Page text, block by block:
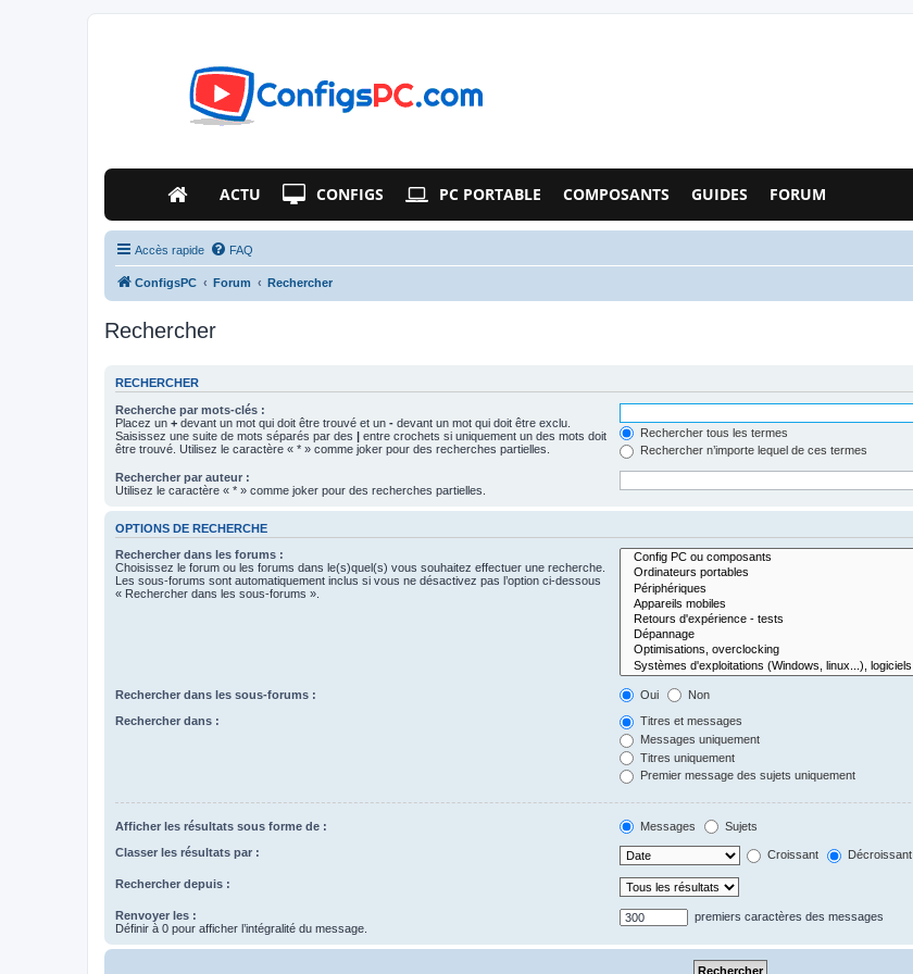
ACTU CONFIGS PC PORTABLE COMPOSANTS GUIDES FORUM
Accès rapide FAQ
ConfigsPC Forum Rechercher
Rechercher
RECHERCHER
Recherche par mots-clés :
Placez un + devant un mot qui doit être trouvé et un - devant un mot qui doit être exclu.
Saisissez une suite de mots séparés par des | entre crochets si uniquement un des mots doit
être trouvé. Utilisez le caractère « * » comme joker pour des recherches partielles.
Rechercher tous les termes
Rechercher n’importe lequel de ces termes
Rechercher par auteur :
Utilisez le caractère « * » comme joker pour des recherches partielles.
OPTIONS DE RECHERCHE
Rechercher dans les forums :
Choisissez le forum ou les forums dans le(s)quel(s) vous souhaitez effectuer une recherche.
Les sous-forums sont automatiquement inclus si vous ne désactivez pas l’option ci-dessous
« Rechercher dans les sous-forums ».
Rechercher dans les sous-forums : Oui Non
Rechercher dans :
Titres et messages
Messages uniquement
Titres uniquement
Premier message des sujets uniquement
Afficher les résultats sous forme de : Messages Sujets
Classer les résultats par : Croissant Décroissant
Rechercher depuis :
Renvoyer les :
Définir à 0 pour afficher l’intégralité du message.
premiers caractères des messages